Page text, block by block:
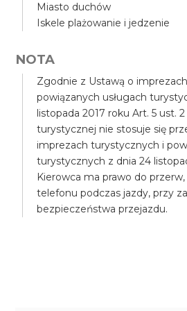
Miasto duchów
Iskele plażowanie i jedzenie
NOTA
Zgodnie z Ustawą o
powiązanych usługach
listopada 2017 roku Art. 5 ust.
turystycznej nie stosuje się
imprezach turystycznych i
turystycznych z dnia 24
Kierowca ma prawo do
telefonu podczas jazdy, przy
bezpieczeństwa przejazdu.